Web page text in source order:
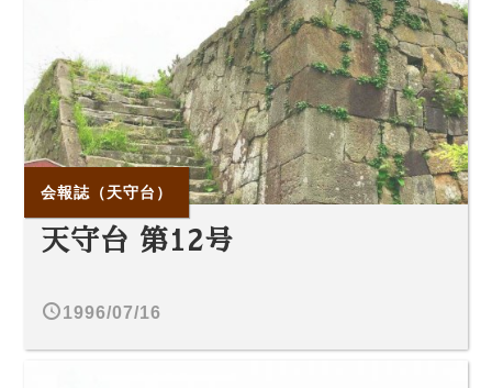
会報誌（天守台）
天守台 第12号
1996/07/16